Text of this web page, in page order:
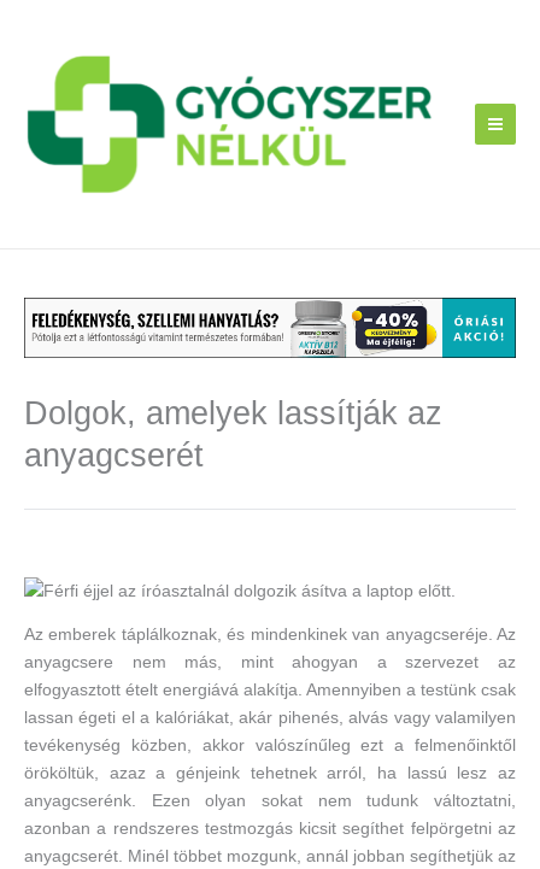
Dolgok, amelyek lassítják az
anyagcserét
Az emberek táplálkoznak, és mindenkinek van anyagcseréje. Az
anyagcsere nem más, mint ahogyan a szervezet az
elfogyasztott ételt energiává alakítja. Amennyiben a testünk csak
lassan égeti el a kalóriákat, akár pihenés, alvás vagy valamilyen
tevékenység közben, akkor valószínűleg ezt a felmenőinktől
örököltük, azaz a génjeink tehetnek arról, ha lassú lesz az
anyagcserénk. Ezen olyan sokat nem tudunk változtatni,
azonban a rendszeres testmozgás kicsit segíthet felpörgetni az
anyagcserét. Minél többet mozgunk, annál jobban segíthetjük az